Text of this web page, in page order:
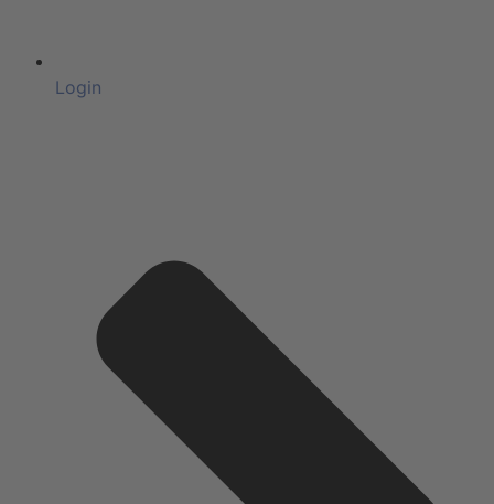
Login